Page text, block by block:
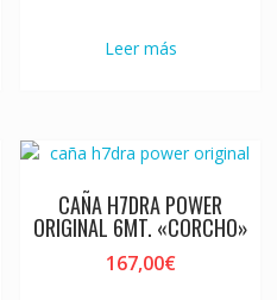
Leer más
CAÑA H7DRA POWER
ORIGINAL 6MT. «CORCHO»
167,00€